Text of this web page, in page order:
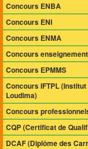
Concours ENBA
Concours ENI
Concours ENMA
Concours
Concours EPMMS
Concours IFTPL
Loudima)
Concours
CQP (Certificat de
DCAF (Diplôme des